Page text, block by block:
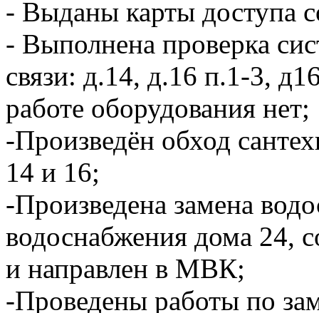
- Выданы карты доступа
- Выполнена проверка
связи: д.14, д.16 п.1-3,
работе оборудования нет;
-Произведён обход
14 и 16;
-Произведена замена
водоснабжения дома 24,
и направлен в МВК;
-Проведены работы по